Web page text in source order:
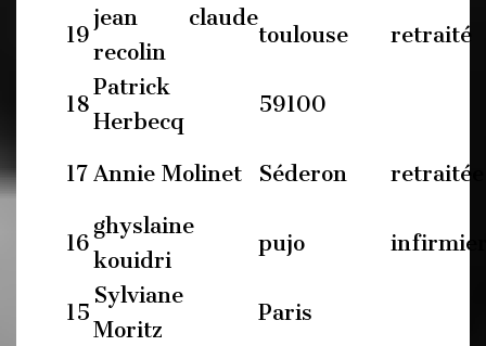
19
jean claude
recolin
toulouse retraité
18
Patrick
Herbecq
59100
17 Annie Molinet Séderon retraitée
16
ghyslaine
kouidri
pujo
15
Sylviane
Moritz
Paris